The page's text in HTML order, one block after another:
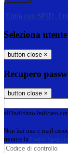
-
Entra con SPID
Seleziona utente
button close ×
Recupero
button close ×
all'indirizzo indicato
Non hai una e-mail
tramite la Login